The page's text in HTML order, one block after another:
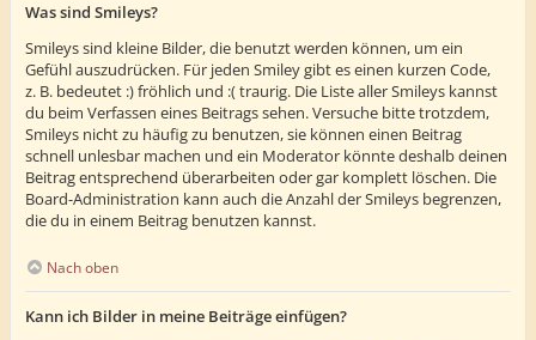
Was sind Smileys?
Smileys sind kleine Bilder, die benutzt werden können, um ein
Gefühl auszudrücken. Für jeden Smiley gibt es einen kurzen Code,
z. B. bedeutet :) fröhlich und :( traurig. Die Liste aller Smileys kannst
du beim Verfassen eines Beitrags sehen. Versuche bitte trotzdem,
Smileys nicht zu häufig zu benutzen, sie können einen Beitrag
schnell unlesbar machen und ein Moderator könnte deshalb deinen
Beitrag entsprechend überarbeiten oder gar komplett löschen. Die
Board-Administration kann auch die Anzahl der Smileys begrenzen,
die du in einem Beitrag benutzen kannst.
Nach oben
Kann ich Bilder in meine Beiträge einfügen?